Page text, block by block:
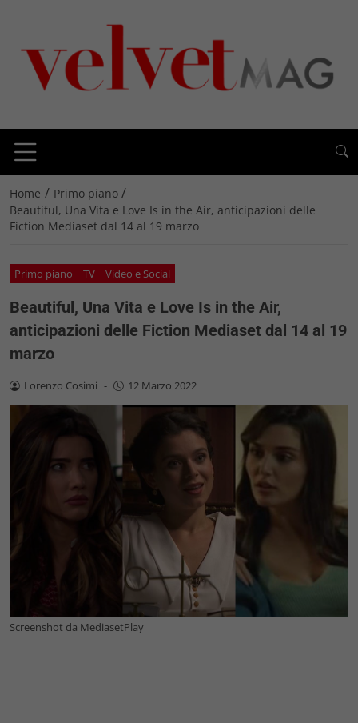
Home / Primo piano /
Beautiful, Una Vita e Love Is in the Air, anticipazioni delle
Fiction Mediaset dal 14 al 19 marzo
Primo piano TV Video e Social
Beautiful, Una Vita e Love Is in the Air,
anticipazioni delle Fiction Mediaset dal 14 al 19
marzo
Lorenzo Cosimi - 12 Marzo 2022
Screenshot da MediasetPlay